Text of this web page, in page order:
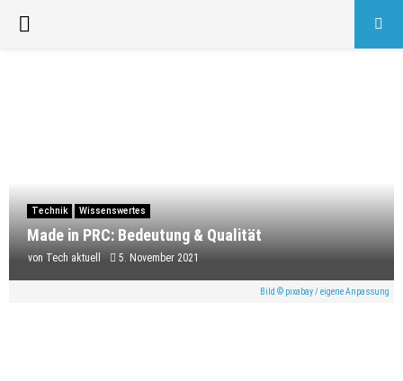
PRIMARY
Technik Wissenswertes
Made in PRC: Bedeutung & Qualität
von Tech aktuell 5. November 2021
Bild © pixabay / eigene Anpassung